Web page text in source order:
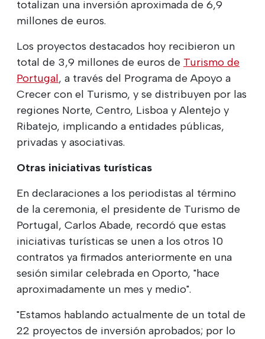
totalizan una inversión aproximada de 6,9
millones de euros.
Los proyectos destacados hoy recibieron un
total de 3,9 millones de euros de Turismo de
Portugal, a través del Programa de Apoyo a
Crecer con el Turismo, y se distribuyen por las
regiones Norte, Centro, Lisboa y Alentejo y
Ribatejo, implicando a entidades públicas,
privadas y asociativas.
Otras iniciativas turísticas
En declaraciones a los periodistas al término
de la ceremonia, el presidente de Turismo de
Portugal, Carlos Abade, recordó que estas
iniciativas turísticas se unen a los otros 10
contratos ya firmados anteriormente en una
sesión similar celebrada en Oporto, "hace
aproximadamente un mes y medio".
"Estamos hablando actualmente de un total de
22 proyectos de inversión aprobados; por lo